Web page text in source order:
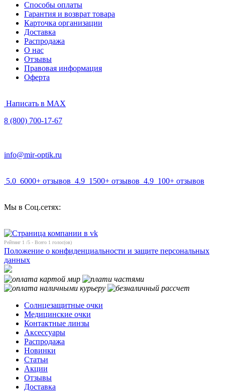
Способы оплаты
Гарантия и возврат товара
Карточка организации
Доставка
Распродажа
О нас
Отзывы
Правовая информация
Оферта
Написать в MAX
8 (800) 700-17-67
info@mir-optik.ru
5.0 6000+ отзывов 4.9 1500+ отзывов 4.9 100+ отзывов
Мы в Соц.сетях:
Рейтинг 1 /5 - Всего 1 голос(ов)
Положение о конфиденциальности и защите персональных
данных
Солнцезащитные очки
Медицинские очки
Контактные линзы
Аксессуары
Распродажа
Новинки
Статьи
Акции
Отзывы
Доставка